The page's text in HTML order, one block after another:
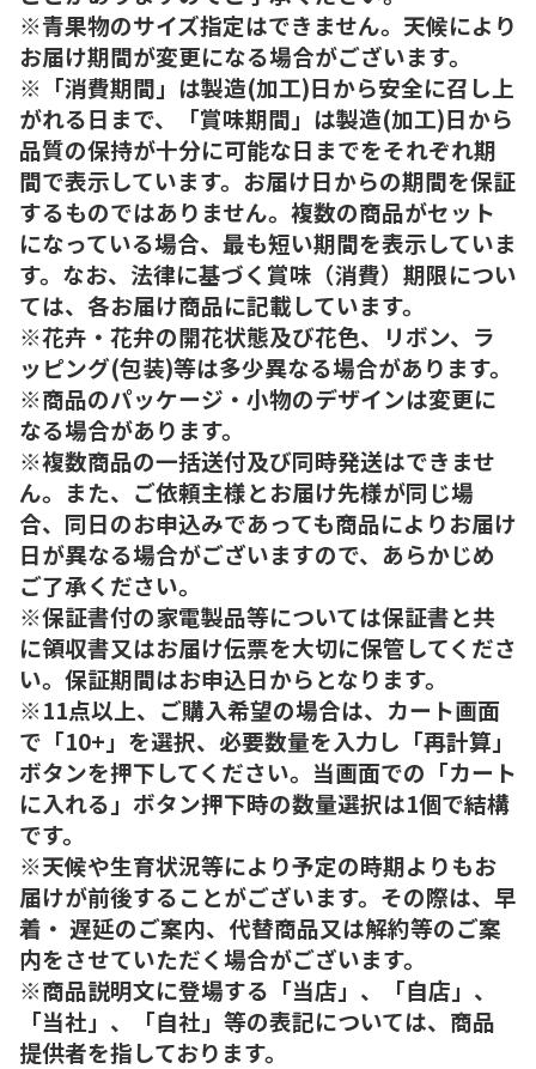
※青果物のサイズ指定はできません。天候により
お届け期間が変更になる場合がございます。
※「消費期間」は製造(加工)日から安全に召し上
がれる日まで、「賞味期間」は製造(加工)日から
品質の保持が十分に可能な日までをそれぞれ期
間で表示しています。お届け日からの期間を保証
するものではありません。複数の商品がセット
になっている場合、最も短い期間を表示していま
す。なお、法律に基づく賞味（消費）期限につい
ては、各お届け商品に記載しています。
※花卉・花弁の開花状態及び花色、リボン、ラ
ッピング(包装)等は多少異なる場合があります。
※商品のパッケージ・小物のデザインは変更に
なる場合があります。
※複数商品の一括送付及び同時発送はできませ
ん。また、ご依頼主様とお届け先様が同じ場
合、同日のお申込みであっても商品によりお届け
日が異なる場合がございますので、あらかじめ
ご了承ください。
※保証書付の家電製品等については保証書と共
に領収書又はお届け伝票を大切に保管してくださ
い。保証期間はお申込日からとなります。
※11点以上、ご購入希望の場合は、カート画面
で「10+」を選択、必要数量を入力し「再計算」
ボタンを押下してください。当画面での「カート
に入れる」ボタン押下時の数量選択は1個で結構
です。
※天候や生育状況等により予定の時期よりもお
届けが前後することがございます。その際は、早
着・ 遅延のご案内、代替商品又は解約等のご案
内をさせていただく場合がございます。
※商品説明文に登場する「当店」、「自店」、
「当社」、「自社」等の表記については、商品
提供者を指しております。